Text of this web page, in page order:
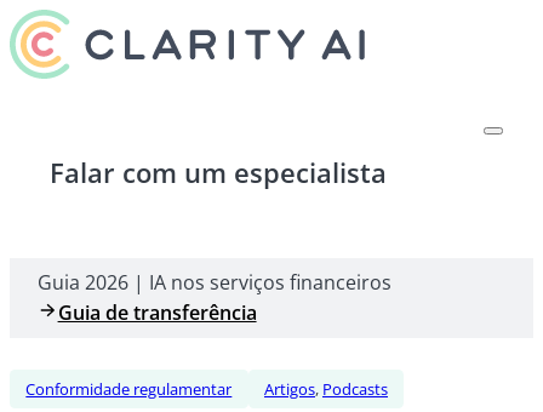
Falar com um especialista
Guia 2026 | IA nos serviços financeiros
Guia de transferência
Conformidade regulamentar Artigos, Podcasts